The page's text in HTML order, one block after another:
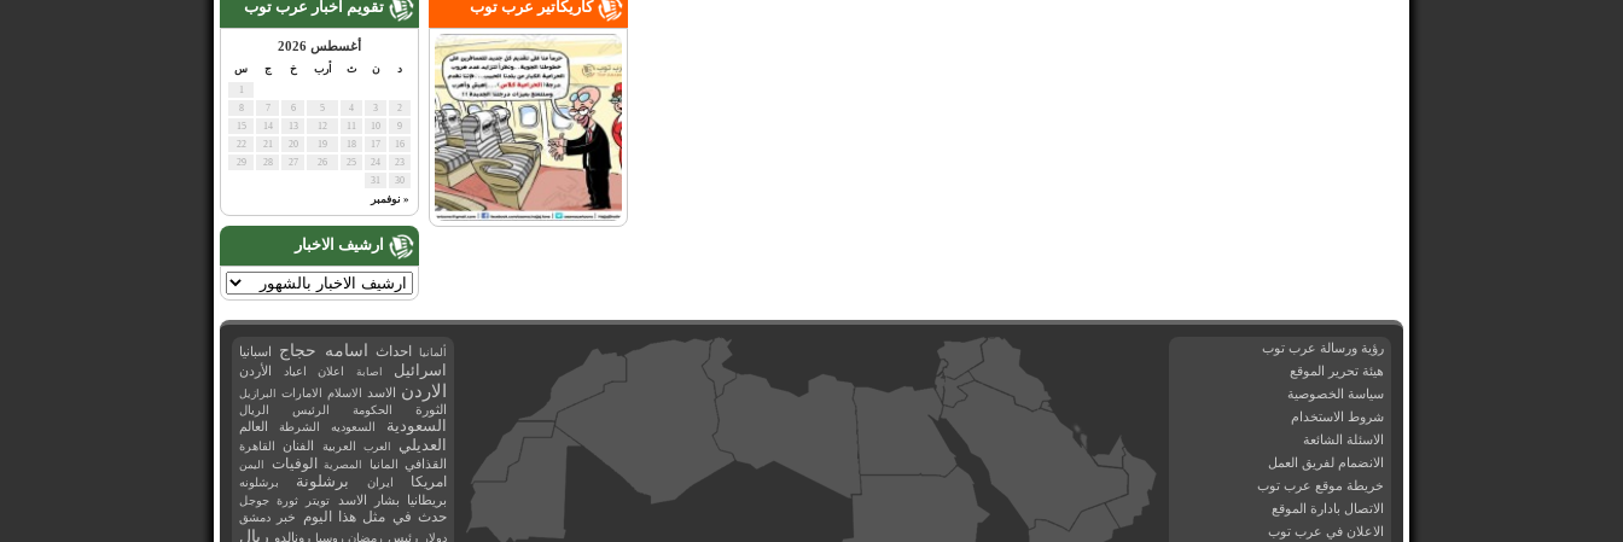
تقويم اخبار عرب توب
أغسطس 2026
د ن ث أرب خ ج س
« نوفمبر
2
3
4
5
6
7
8
9
10
12
13
14
15
16
17
18
19
20
21
22
23
24
25
26
27
28
29
30
31
ارشيف الاخبار
كاريكاتير عرب توب
رؤية ورسالة عرب توب
هيئة تحرير الموقع
سياسة الخصوصية
شروط الاستخدام
الاسئلة الشائعة
الانضمام لفريق العمل
خريطة موقع عرب توب
الاتصال بادارة الموقع
الاعلان في عرب توب
ألمانيا احداث اسامه حجاج اسبانيا
اسرائيل اصابة اعلان اعياد الأردن
الاردن الاسد الاسلام الامارات البرازيل
الثورة الحكومة الرئيس الريال
السعودية السعوديه الشرطة العالم
العديلي العرب العربية الفنان القاهرة
القذافي المانيا المصرية الوفيات اليمن
امريكا ايران برشلونة برشلونه
بريطانيا بشار الاسد تويتر ثورة جوجل
حدث في مثل هذا اليوم خبر
دمشق
دولار
رئيس رمضان روسيا رونالدو ريال